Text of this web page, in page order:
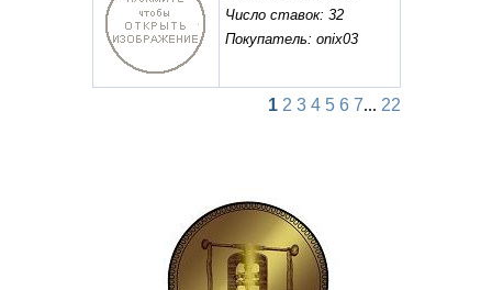
Число ставок: 32
Покупатель: onix03
1 2 3 4 5 6 7... 22